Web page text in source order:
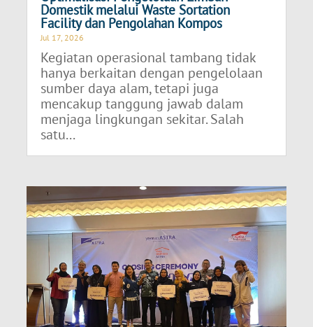
Domestik melalui Waste Sortation
Facility dan Pengolahan Kompos
Jul 17, 2026
Kegiatan operasional tambang tidak
hanya berkaitan dengan pengelolaan
sumber daya alam, tetapi juga
mencakup tanggung jawab dalam
menjaga lingkungan sekitar. Salah
satu...